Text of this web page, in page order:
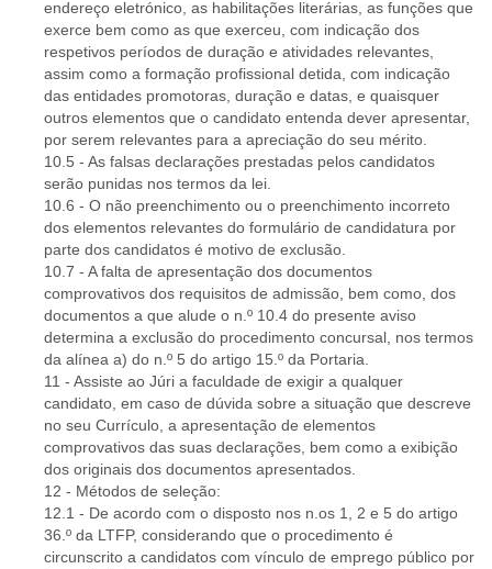
endereço eletrónico, as habilitações literárias, as funções que
exerce bem como as que exerceu, com indicação dos
respetivos períodos de duração e atividades relevantes,
assim como a formação profissional detida, com indicação
das entidades promotoras, duração e datas, e quaisquer
outros elementos que o candidato entenda dever apresentar,
por serem relevantes para a apreciação do seu mérito.
10.5 - As falsas declarações prestadas pelos candidatos
serão punidas nos termos da lei.
10.6 - O não preenchimento ou o preenchimento incorreto
dos elementos relevantes do formulário de candidatura por
parte dos candidatos é motivo de exclusão.
10.7 - A falta de apresentação dos documentos
comprovativos dos requisitos de admissão, bem como, dos
documentos a que alude o n.º 10.4 do presente aviso
determina a exclusão do procedimento concursal, nos termos
da alínea a) do n.º 5 do artigo 15.º da Portaria.
11 - Assiste ao Júri a faculdade de exigir a qualquer
candidato, em caso de dúvida sobre a situação que descreve
no seu Currículo, a apresentação de elementos
comprovativos das suas declarações, bem como a exibição
dos originais dos documentos apresentados.
12 - Métodos de seleção:
12.1 - De acordo com o disposto nos n.os 1, 2 e 5 do artigo
36.º da LTFP, considerando que o procedimento é
circunscrito a candidatos com vínculo de emprego público por